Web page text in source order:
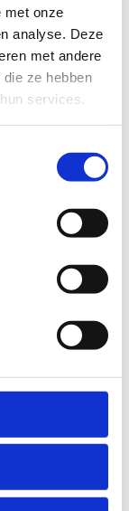
met onze
analyse. Deze
met andere
ze hebben
services.